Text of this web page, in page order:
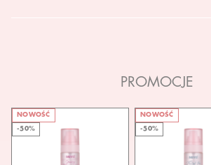
PROMOCJE
NOWOŚĆ
-50%
NOWOŚĆ
-50%